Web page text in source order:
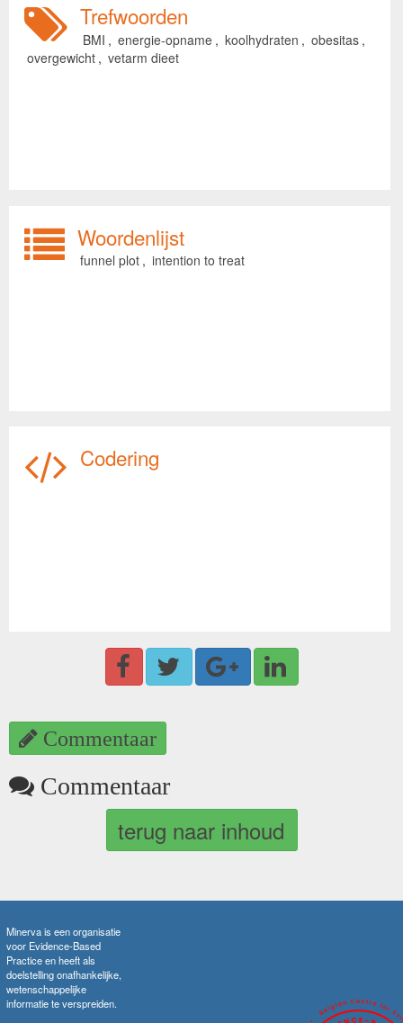
Trefwoorden
BMI , energie-opname , koolhydraten , obesitas ,
overgewicht , vetarm dieet
Woordenlijst
funnel plot , intention to treat
Codering
Commentaar
Commentaar
terug naar inhoud
Minerva is een organisatie
voor Evidence-Based
Practice en heeft als
doelstelling onafhankelijke,
wetenschappelijke
informatie te verspreiden.